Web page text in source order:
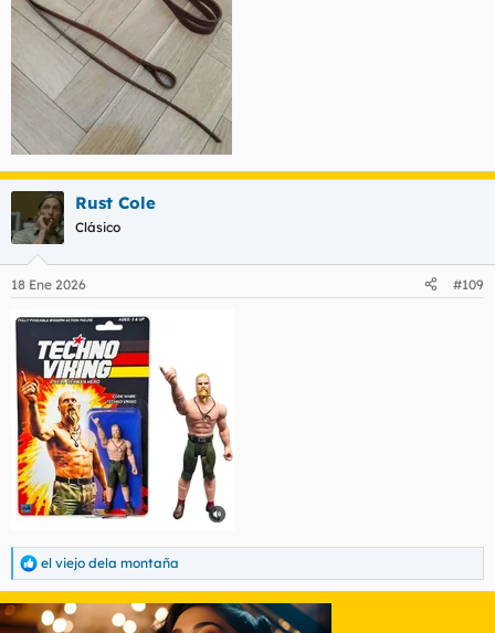
Rust Cole
Clásico
18 Ene 2026 #109
R
e
a
c
el viejo dela montaña